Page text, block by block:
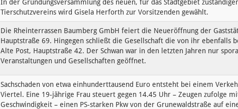
In der Gründungsversammlung des neuen, für das Stadtgebiet
Tierschutzvereins wird Gisela Herforth zur Vorsitzenden gewählt.
Die Rheinterrassen Baumberg GmbH feiert die Neueröffnung der
Hauptstraße 69. Hingegen schließt die Gesellschaft die von ihr ebenfalls
Alte Post, Hauptstraße 42. Der Schwan war in den letzten Jahren nur
Veranstaltungen und Gesellschaften geöffnet.
Sachschaden von etwa einhunderttausend Euro entsteht bei einem
Viertel. Eine 19-jährige Frau steuert gegen 14.45 Uhr – Zeugen zufolge
Geschwindigkeit – einen PS-starken Pkw von der Grunewaldstraße auf